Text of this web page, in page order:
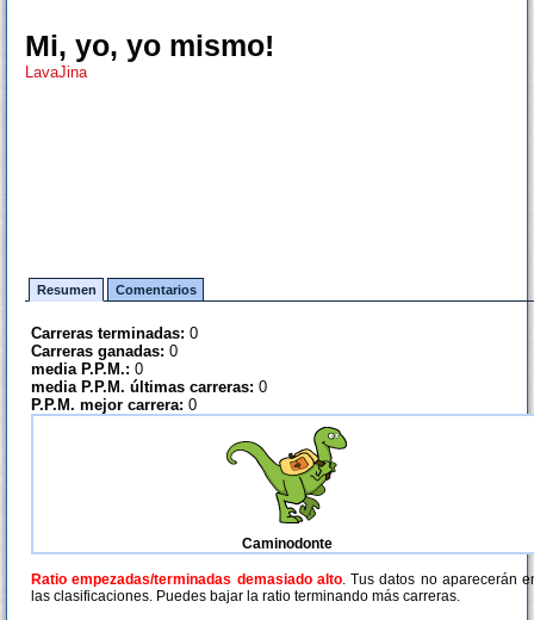
Mi, yo, yo mismo!
LavaJina
Resumen Comentarios
Carreras terminadas: 0
Carreras ganadas: 0
media P.P.M.: 0
media P.P.M. últimas carreras: 0
P.P.M. mejor carrera: 0
Caminodonte
Ratio empezadas/terminadas demasiado alto. Tus datos no aparecerán
las clasificaciones. Puedes bajar la ratio terminando más carreras.